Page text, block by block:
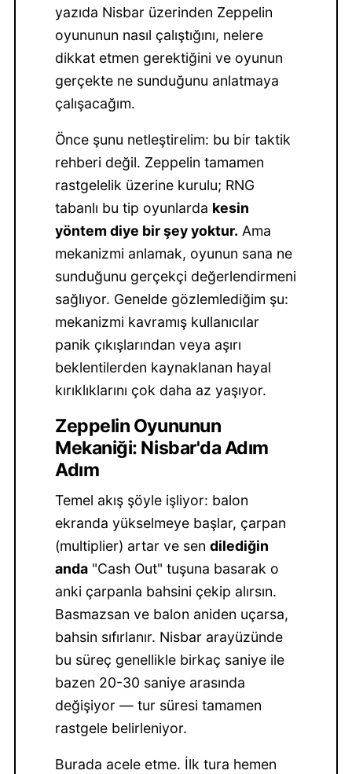
yazıda Nisbar üzerinden Zeppelin
oyununun nasıl çalıştığını, nelere
dikkat etmen gerektiğini ve oyunun
gerçekte ne sunduğunu anlatmaya
çalışacağım.
Önce şunu netleştirelim: bu bir taktik
rehberi değil. Zeppelin tamamen
rastgelelik üzerine kurulu; RNG
tabanlı bu tip oyunlarda kesin
yöntem diye bir şey yoktur. Ama
mekanizmi anlamak, oyunun sana ne
sunduğunu gerçekçi değerlendirmeni
sağlıyor. Genelde gözlemlediğim şu:
mekanizmi kavramış kullanıcılar
panik çıkışlarından veya aşırı
beklentilerden kaynaklanan hayal
kırıklıklarını çok daha az yaşıyor.
Zeppelin Oyununun
Mekaniği: Nisbar'da Adım
Adım
Temel akış şöyle işliyor: balon
ekranda yükselmeye başlar, çarpan
(multiplier) artar ve sendilediğin
anda "Cash Out" tuşuna basarak o
anki çarpanla bahsini çekip alırsın.
Basmazsan ve balon aniden uçarsa,
bahsin sıfırlanır. Nisbar arayüzünde
bu süreç genellikle birkaç saniye ile
bazen 20-30 saniye arasında
değişiyor — tur süresi tamamen
rastgele belirleniyor.
Burada acele etme. İlk tura hemen